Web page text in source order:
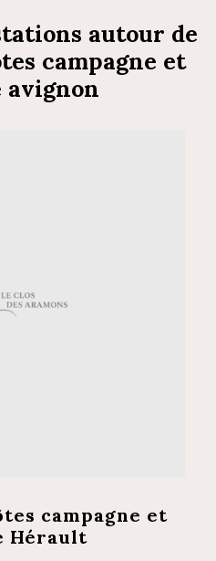
autour de
campagne et
campagne et
Hérault